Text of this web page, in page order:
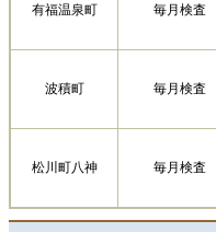
有福温泉町 毎月検査
波積町 毎月検査
松川町八神 毎月検査